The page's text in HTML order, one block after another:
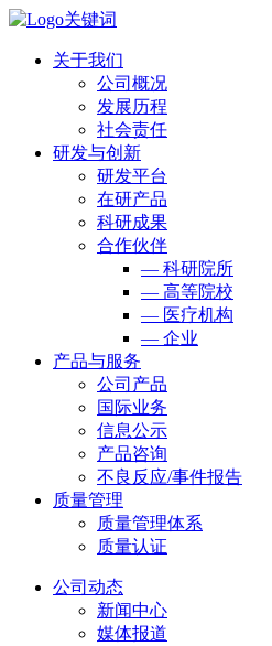
关于我们
公司概况
发展历程
社会责任
研发与创新
研发平台
在研产品
科研成果
合作伙伴
— 科研院所
— 高等院校
— 医疗机构
— 企业
产品与服务
公司产品
国际业务
信息公示
产品咨询
不良反应/事件报告
质量管理
质量管理体系
质量认证
公司动态
新闻中心
媒体报道